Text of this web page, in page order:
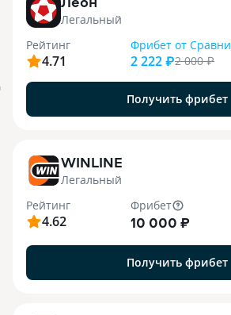
Легальный
Рейтинг
4.71
Фрибет от Сравни
2 222 ₽2 000₽
Получить фрибет
WINLINE
Легальный
Рейтинг
4.62
Фрибет
10 000 ₽
Получить фрибет